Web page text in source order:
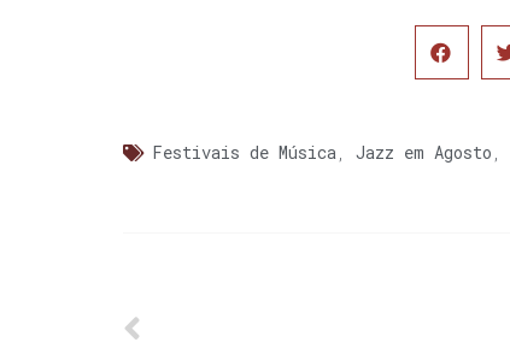
Festivais de Música, Jazz em Agosto ,